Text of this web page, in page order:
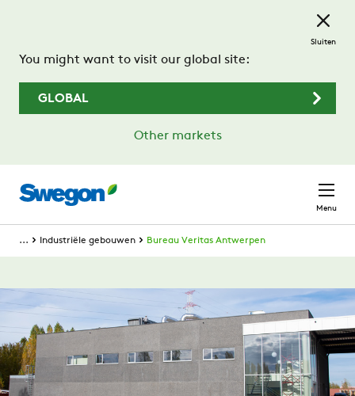
You might want to visit our global site:
GLOBAL
Other markets
Sluiten
Menu
... Industriële gebouwen Bureau Veritas Antwerpen